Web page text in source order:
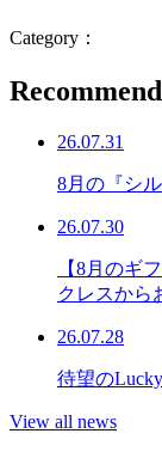
Category：
26.07.31
8月の『シ
26.07.30
【8月のギ
クレスから
26.07.28
待望の
View all news